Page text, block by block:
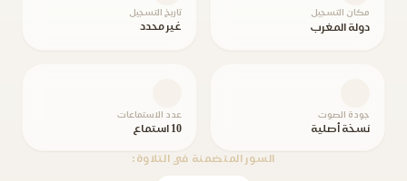
مكان التسجيل
دولة المغرب
تاريخ التسجيل
غير محدد
جودة الصوت
نسخة أصلية
عدد الاستماعات
10 استماع
السور المتضمنة في التلاوة: